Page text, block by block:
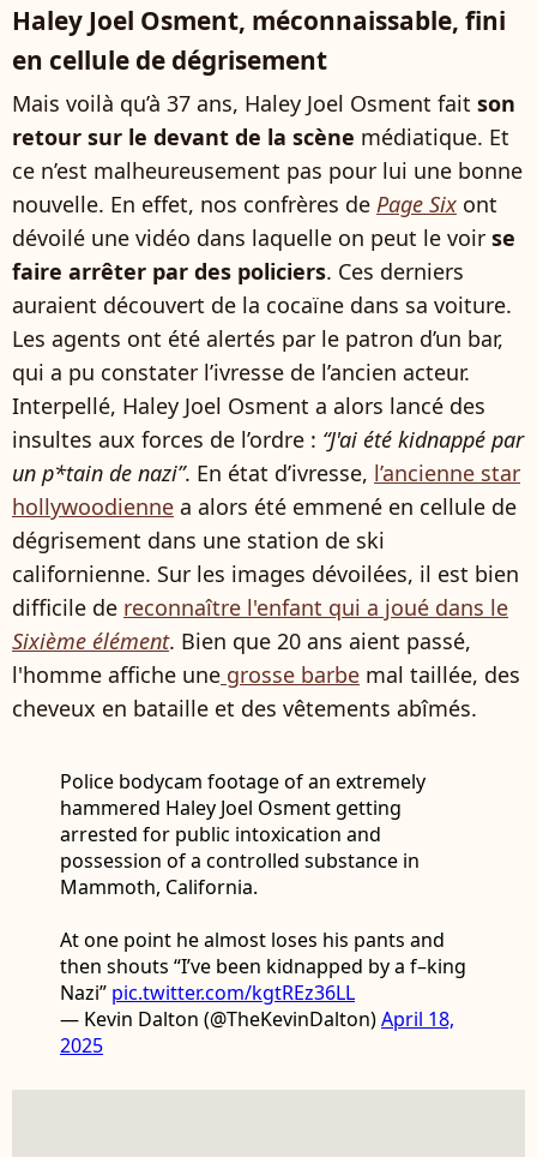
Haley Joel Osment, méconnaissable, fini
en cellule de dégrisement
Mais voilà qu’à 37 ans, Haley Joel Osment fait son
retour sur le devant de la scène médiatique. Et
ce n’est malheureusement pas pour lui une bonne
nouvelle. En effet, nos confrères de Page Six ont
dévoilé une vidéo dans laquelle on peut le voir se
faire arrêter par des policiers. Ces derniers
auraient découvert de la cocaïne dans sa voiture.
Les agents ont été alertés par le patron d’un bar,
qui a pu constater l’ivresse de l’ancien acteur.
Interpellé, Haley Joel Osment a alors lancé des
insultes aux forces de l’ordre : “J'ai été kidnappé par
un p*tain de nazi”. En état d’ivresse, l’ancienne star
hollywoodienne a alors été emmené en cellule de
dégrisement dans une station de ski
californienne. Sur les images dévoilées, il est bien
difficile de reconnaître l'enfant qui a joué dans le
Sixième élément. Bien que 20 ans aient passé,
l'homme affiche une grosse barbe mal taillée, des
cheveux en bataille et des vêtements abîmés.
Police bodycam footage of an extremely
hammered Haley Joel Osment getting
arrested for public intoxication and
possession of a controlled substance in
Mammoth, California.
At one point he almost loses his pants and
then shouts “I’ve been kidnapped by a f–king
Nazi” pic.twitter.com/kgtREz36LL
— Kevin Dalton (@TheKevinDalton)April 18,
2025